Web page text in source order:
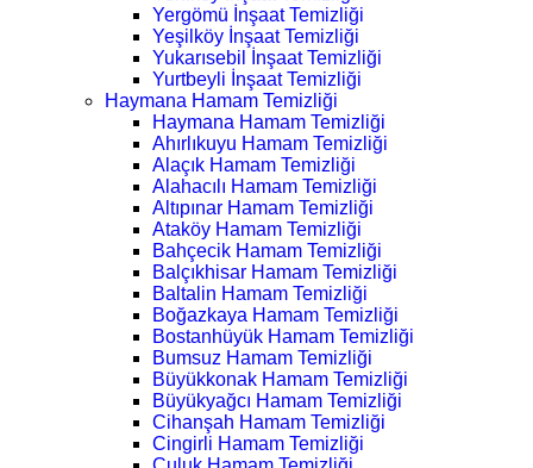
Yergömü İnşaat Temizliği
Yeşilköy İnşaat Temizliği
Yukarısebil İnşaat Temizliği
Yurtbeyli İnşaat Temizliği
Haymana Hamam Temizliği
Haymana Hamam Temizliği
Ahırlıkuyu Hamam Temizliği
Alaçık Hamam Temizliği
Alahacılı Hamam Temizliği
Altıpınar Hamam Temizliği
Ataköy Hamam Temizliği
Bahçecik Hamam Temizliği
Balçıkhisar Hamam Temizliği
Baltalin Hamam Temizliği
Boğazkaya Hamam Temizliği
Bostanhüyük Hamam Temizliği
Bumsuz Hamam Temizliği
Büyükkonak Hamam Temizliği
Büyükyağcı Hamam Temizliği
Cihanşah Hamam Temizliği
Cingirli Hamam Temizliği